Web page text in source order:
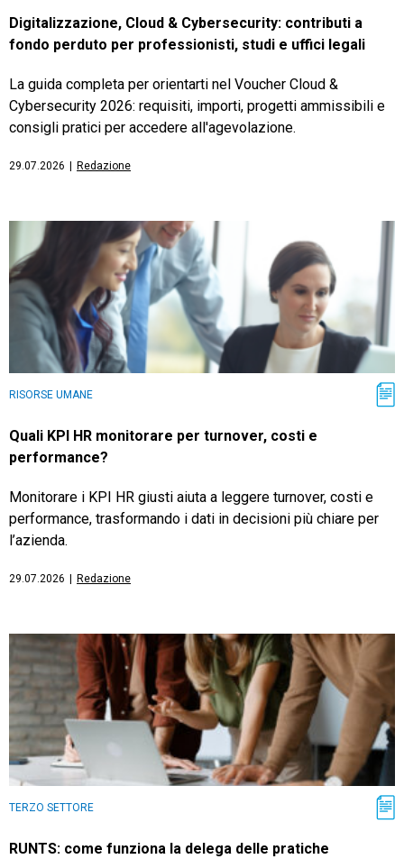
Digitalizzazione, Cloud & Cybersecurity: contributi a
fondo perduto per professionisti, studi e uffici legali
La guida completa per orientarti nel Voucher Cloud &
Cybersecurity 2026: requisiti, importi, progetti ammissibili e
consigli pratici per accedere all'agevolazione.
29.07.2026 Redazione
RISORSE UMANE
Quali KPI HR monitorare per turnover, costi e
performance?
Monitorare i KPI HR giusti aiuta a leggere turnover, costi e
performance, trasformando i dati in decisioni più chiare per
l’azienda.
29.07.2026 Redazione
TERZO SETTORE
RUNTS: come funziona la delega delle pratiche